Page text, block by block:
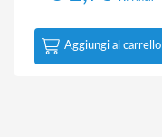
Aggiungi al carrello